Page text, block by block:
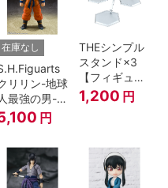
』
在庫なし
リリン-地球
人最強の男-
ドラゴンボ
ールＺ』
円
THEシンプル
スタンド×3
【フィギュア
＆模型用】
〈HEX〉タイ
1,200 円